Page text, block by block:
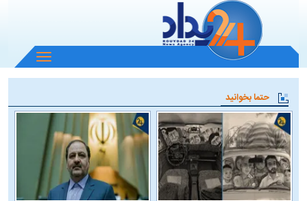
باز
و
منو
حتما بخوانید